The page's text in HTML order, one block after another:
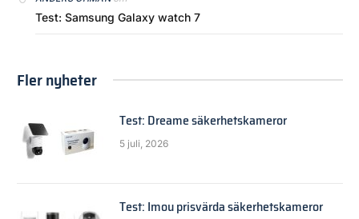
Test: Samsung Galaxy watch 7
Fler nyheter
Test: Dreame säkerhetskameror
5 juli, 2026
Test: Imou prisvärda säkerhetskameror